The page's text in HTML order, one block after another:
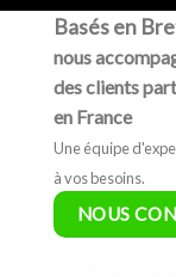
Basés en
nous
des clients
en France
Une équipe
à vos besoins.
NOUS